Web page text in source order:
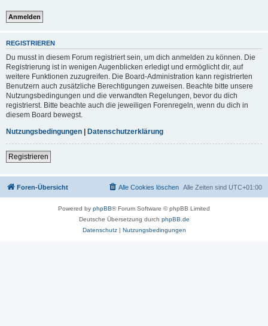
REGISTRIEREN
Du musst in diesem Forum registriert sein, um dich anmelden zu können. Die
Registrierung ist in wenigen Augenblicken erledigt und ermöglicht dir, auf
weitere Funktionen zuzugreifen. Die Board-Administration kann registrierten
Benutzern auch zusätzliche Berechtigungen zuweisen. Beachte bitte unsere
Nutzungsbedingungen und die verwandten Regelungen, bevor du dich
registrierst. Bitte beachte auch die jeweiligen Forenregeln, wenn du dich in
diesem Board bewegst.
Nutzungsbedingungen | Datenschutzerklärung
Registrieren
Foren-Übersicht Alle Zeiten sind UTC+01:00
Alle Cookies löschen
Powered by phpBB® Forum Software © phpBB Limited
Deutsche Übersetzung durch phpBB.de
Datenschutz| Nutzungsbedingungen